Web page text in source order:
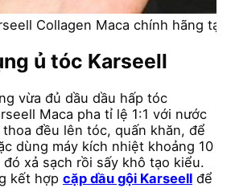
Collagen Maca chính hãng tại
ủ tóc Karseell
vừa đủ dầu dầu hấp tóc
Maca pha tỉ lệ 1:1 với nước
thoa đều lên tóc, quấn khăn, để
dùng máy kích nhiệt khoảng 10
đó xả sạch rồi sấy khô tạo kiểu.
kết hợp cặp dầu gội Karseell để